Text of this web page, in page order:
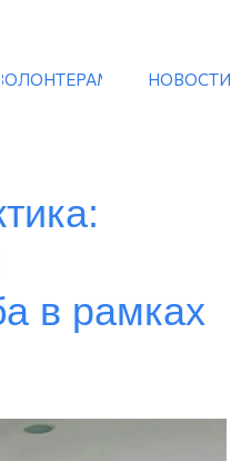
ВОЛОНТЕРАМ НОВОСТИ
в рамках